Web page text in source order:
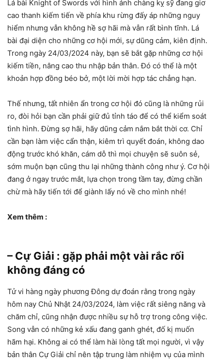
Lá bài Knight of Swords với hình ảnh chàng kỵ sỹ đang giơ
cao thanh kiếm tiến về phía khu rừng đấy áp những nguy
hiểm nhưng vẫn không hề sợ hãi mà vẫn rất bình tĩnh. Lá
bài đại diện cho những cơ hội mới, sự dũng cảm, kiên định.
Trong ngày 24/03/2024 này, bạn sẽ bắt gặp những cơ hội
kiếm tiền, nâng cao thu nhập bản thân. Đó có thể là một
khoản hợp đồng béo bở, một lời mời hợp tác chẳng hạn.
Thế nhưng, tất nhiên ẩn trong cơ hội đó cũng là những rủi
ro, đòi hỏi bạn cần phải giữ đủ tỉnh táo để có thể kiểm soát
tình hình. Đừng sợ hãi, hãy dũng cảm nắm bắt thời cơ. Chỉ
cần bạn làm việc cẩn thận, kiêm trì quyết đoán, không dao
động trước khó khăn, cám dỗ thì mọi chuyện sẽ suôn sẻ,
sớm muộn bạn cũng thu lại những thành công như ý. Cơ hội
đang ở ngay trước mắt, lựa chọn trong tầm tay, đừng chần
chừ mà hãy tiến tới để giành lấy nó về cho mình nhé!
Xem thêm :
– Cự Giải : gặp phải một vài rắc rối
không đáng có
Tử vi hàng ngày phương Đông dự đoán rằng trong ngày
hôm nay Chủ Nhật 24/03/2024, làm việc rất siêng năng và
chăm chỉ, cũng nhận được nhiều sự hỗ trợ trong công việc.
Song vẫn có những kẻ xấu đang ganh ghét, đố kị muốn
hãm hại. Không ai có thể làm hài lòng tất mọi người, vì vậy
bản thân Cự Giải chỉ nên tập trung làm nhiệm vụ của mình